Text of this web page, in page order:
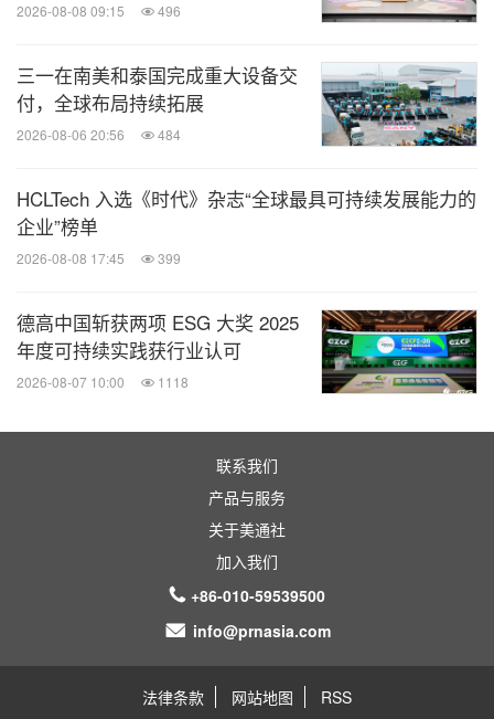
2026-08-08 09:15 496
三一在南美和泰国完成重大设备交
付，全球布局持续拓展
2026-08-06 20:56 484
HCLTech 入选《时代》杂志“全球最具可持续发展能力的
企业”榜单
2026-08-08 17:45 399
德高中国斩获两项 ESG 大奖 2025
年度可持续实践获行业认可
2026-08-07 10:00 1118
联系我们
产品与服务
关于美通社
加入我们
+86-010-59539500
info@prnasia.com
法律条款 网站地图 RSS